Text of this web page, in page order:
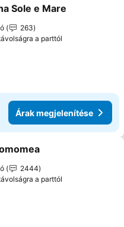
a kedvencekhez
Sole e Mare
263
a parttól
Árak megjelenítése
a kedvencekhez
2444
a parttól